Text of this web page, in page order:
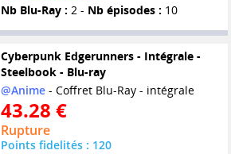
Nb Blu-Ray : 2 - Nb épisodes : 10
Cyberpunk Edgerunners - Intégrale -
Steelbook - Blu-ray
@Anime- Coffret Blu-Ray - intégrale
43.28 €
Rupture
Points fidelités : 120